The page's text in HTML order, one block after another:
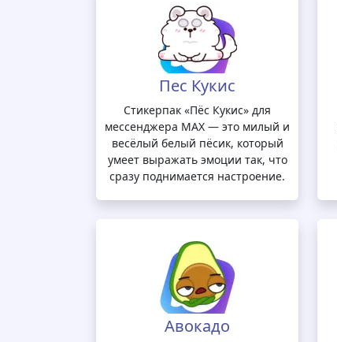
Пес Кукис
Стикерпак «Пёс Кукис» для
мессенджера MAX — это милый и
весёлый белый пёсик, который
умеет выражать эмоции так, что
сразу поднимается настроение.
Авокадо